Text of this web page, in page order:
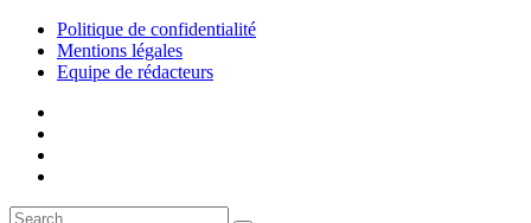
Politique de confidentialité
Mentions légales
Equipe de rédacteurs